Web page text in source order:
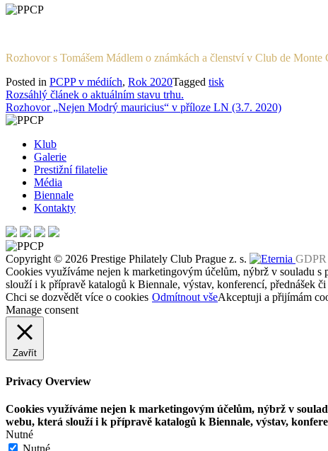
Rozhovor s Tomášem Mádlem o známkách a členství v Club de
Posted in PCPP v médiích, Rok 2020Tagged tisk
Navigace
pro
Rozsáhlý článek o aktuálním stavu trhu.
Rozhovor „Nejen Modrý mauricius“ v příloze LN (3.7. 2020)
Klub
Galerie
Prestižní filatelie
Média
Biennale
Kontakty
Copyright © 2026 Prestige Philately Club Prague z. s.
GDPR
Cookies využíváme nejen k marketingovým účelům, nýbrž v souladu
slouží i k přípravě katalogů k Biennale, výstav, konferencí, přednášek
Chci se dozvědět více o cookies Odmítnout všeAkceptuji a přijímám
Manage consent
Zavřít
Privacy Overview
Cookies využíváme nejen k marketingovým účelům, nýbrž v
webu, která slouží i k přípravě katalogů k Biennale, výstav,
Nutné